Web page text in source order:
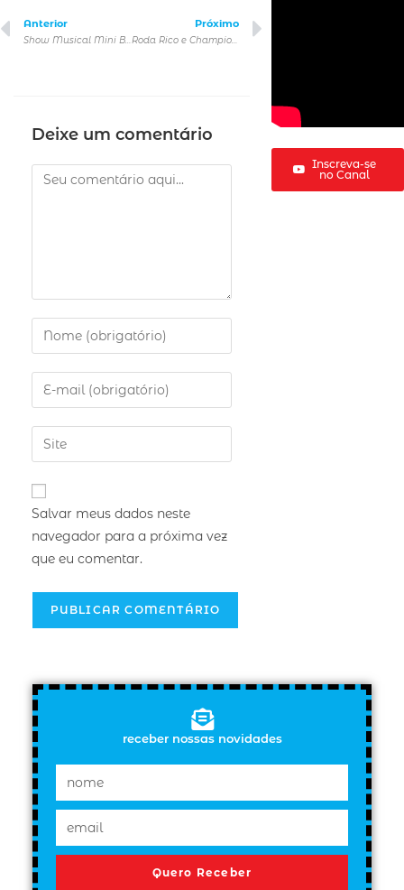
Anterior Próximo
Roda Rico e Champions League Experience Brasil realizam programação especial de Dia dos Pais
Deixe um comentário
Salvar meus dados neste
navegador para a próxima vez
que eu comentar.
Inscreva-se
no Canal
receber nossas novidades
Quero Receber